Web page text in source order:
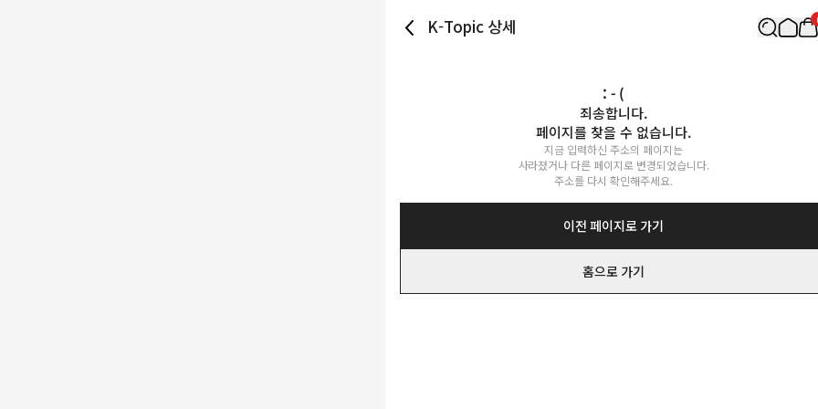
K-Topic 상세
: - (
죄송합니다.
페이지를 찾을 수 없습니다.
지금 입력하신 주소의 페이지는
사라졌거나 다른 페이지로 변경되었습니다.
주소를 다시 확인해주세요.
이전 페이지로 가기
홈으로 가기